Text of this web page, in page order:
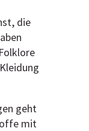
die
geht
mit